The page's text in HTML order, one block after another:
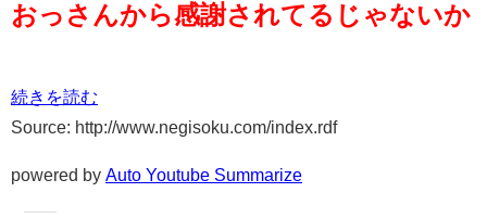
おっさんから感謝されてるじゃないか
続きを読む
Source: http://www.negisoku.com/index.rdf
powered by Auto Youtube Summarize